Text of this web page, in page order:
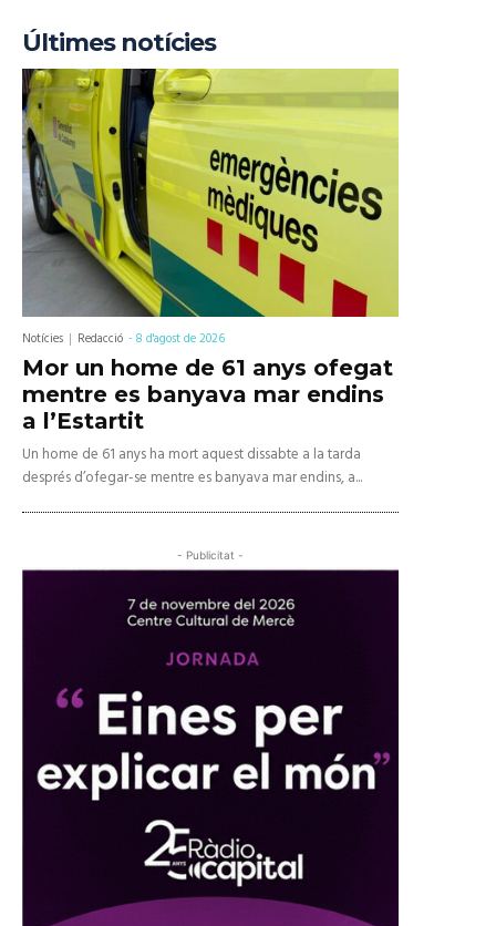
Últimes notícies
Notícies Redacció -8 d'agost de 2026
Mor un home de 61 anys ofegat
mentre es banyava mar endins
a l’Estartit
Un home de 61 anys ha mort aquest dissabte a la tarda
després d’ofegar-se mentre es banyava mar endins, a...
- Publicitat -